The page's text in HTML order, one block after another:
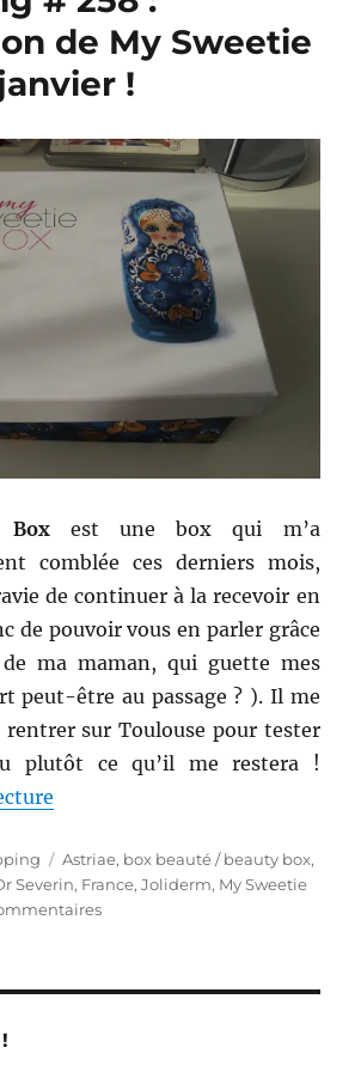
de My Sweetie
!
Boxest une box qui m’a
comblée ces derniers mois,
de continuer à la recevoir en
de pouvoir vous en parler grâce
ma maman, qui guette mes
peut-être au passage ? ). Il me
rentrer sur Toulouse pour tester
plutôt ce qu’il me restera !
Étiquettes
Astriae, box beauté / beauty box,
Severin, France,Joliderm, My Sweetie
sur